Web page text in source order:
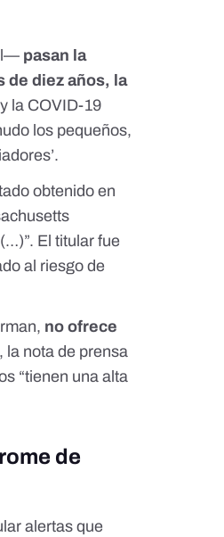
pasan la
de diez años, la
la COVID-19
los pequeños,
obtenido en
El titular fue
al riesgo de
no ofrece
la nota de prensa
“tienen una alta
de
alertas que